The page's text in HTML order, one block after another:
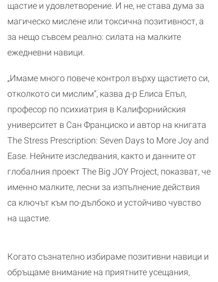
щастие и удовлетворение. И не, не става дума за
магическо мислене или токсична позитивност, а
за нещо съвсем реално: силата на малките
ежедневни навици.
„Имаме много повече контрол върху щастието си,
отколкото си мислим“, казва д-р Елиса Епъл,
професор по психиатрия в Калифорнийския
университет в Сан Франциско и автор на книгата
The Stress Prescription: Seven Days to More Joy and
Ease. Нейните изследвания, както и данните от
глобалния проект The Big JOY Project, показват, че
именно малките, лесни за изпълнение действия
са ключът към по-дълбоко и устойчиво чувство
на щастие.
Когато съзнателно избираме позитивни навици и
обръщаме внимание на приятните усещания,